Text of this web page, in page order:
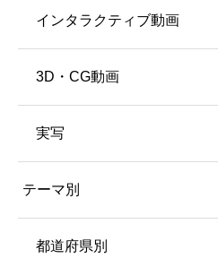
インタラクティブ動画
3D・CG動画
実写
テーマ別
都道府県別